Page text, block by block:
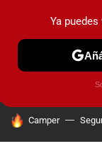
PRUEBAS
HOY SE HABLA
Camper
Ya